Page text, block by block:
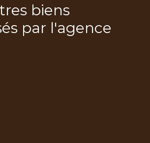
biens
par l'agence